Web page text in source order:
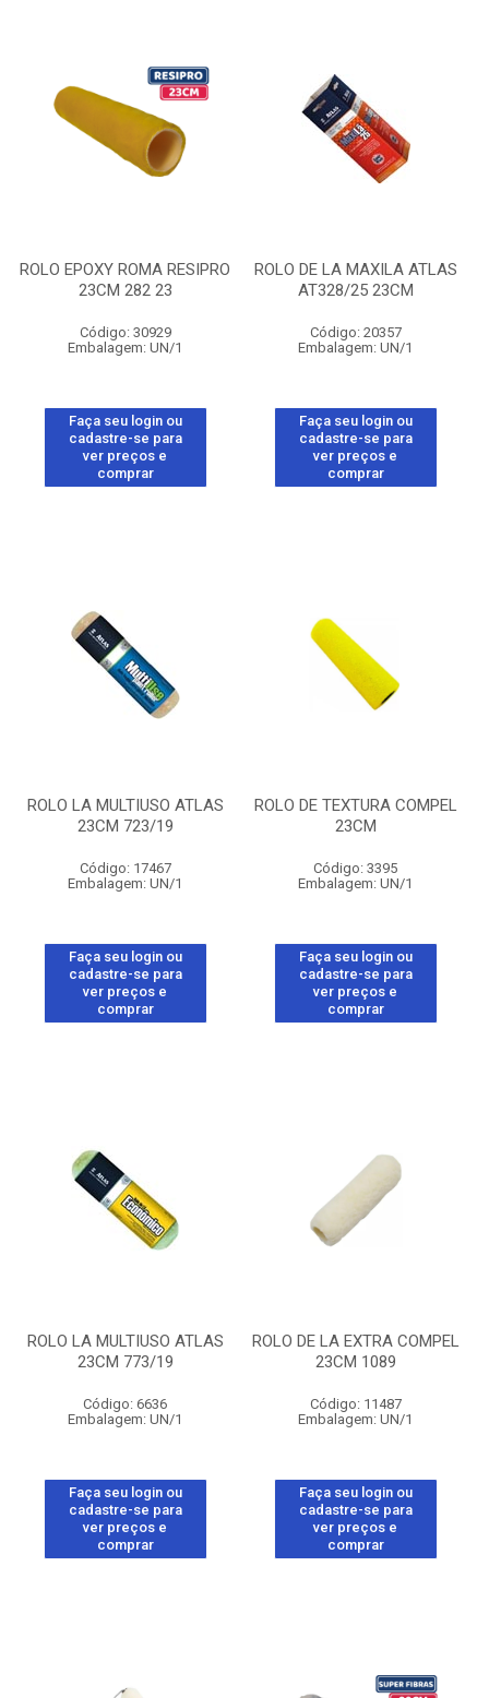
ROLO EPOXY ROMA RESIPRO
23CM 282 23
Código: 30929
Embalagem: UN/1
Faça seu login ou
cadastre-se para
ver preços e
comprar
ROLO DE LA MAXILA ATLAS
AT328/25 23CM
Código: 20357
Embalagem: UN/1
Faça seu login ou
cadastre-se para
ver preços e
comprar
ROLO LA MULTIUSO ATLAS
23CM 723/19
Código: 17467
Embalagem: UN/1
Faça seu login ou
cadastre-se para
ver preços e
comprar
ROLO DE TEXTURA COMPEL
23CM
Código: 3395
Embalagem: UN/1
Faça seu login ou
cadastre-se para
ver preços e
comprar
ROLO LA MULTIUSO ATLAS
23CM 773/19
Código: 6636
Embalagem: UN/1
Faça seu login ou
cadastre-se para
ver preços e
comprar
ROLO DE LA EXTRA COMPEL
23CM 1089
Código: 11487
Embalagem: UN/1
Faça seu login ou
cadastre-se para
ver preços e
comprar